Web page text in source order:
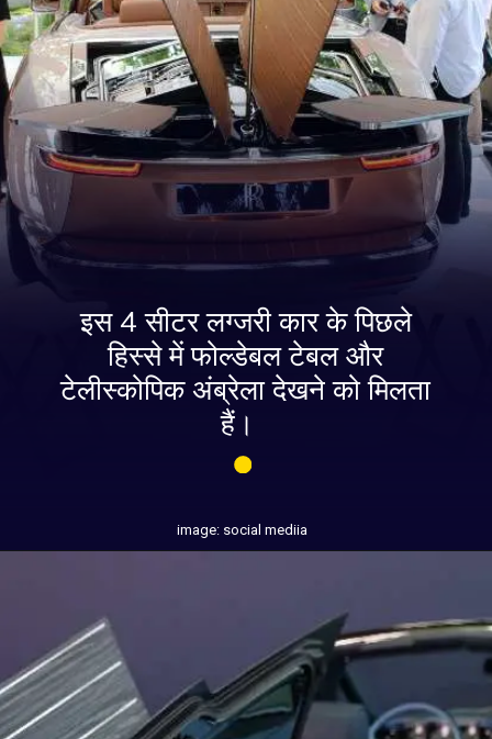
इस 4 सीटर लग्जरी कार के पिछले
हिस्से में फोल्डेबल टेबल और
टेलीस्कोपिक अंब्रेला देखने को मिलता
हैं।
image: social mediia